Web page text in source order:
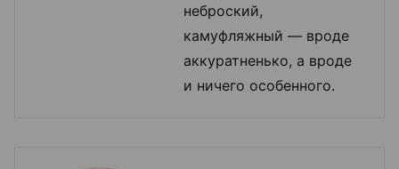
неброский,
камуфляжный — вроде
аккуратненько, а вроде
и ничего особенного.